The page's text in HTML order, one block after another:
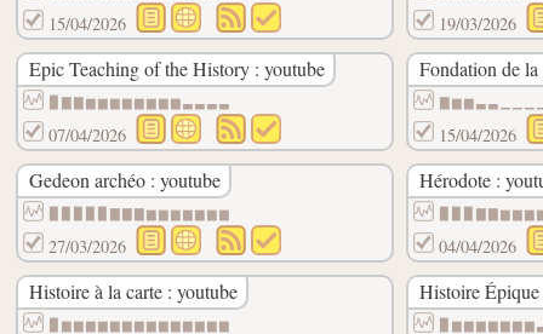
15/04/2026 19/03/2026
Epic Teaching of the History : youtube
▉▇▇▆▆▆▆▆▆▆▆▃▃▃▃
07/04/2026
Fondation de
15/04/2026
Gedeon archéo : youtube
▉▉▉▉▉▇▇▇▆▆▆▆▆▆▆
27/03/2026
Hérodote :
04/04/2026
Histoire à la carte : youtube
▉▆▆▆▆▆▆▆▆▆▆▆▆▆▆
Histoire